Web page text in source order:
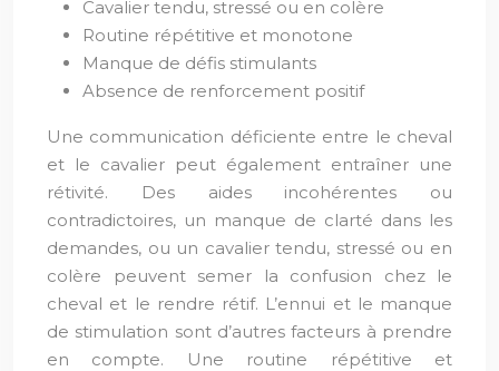
Cavalier tendu, stressé ou en colère
Routine répétitive et monotone
Manque de défis stimulants
Absence de renforcement positif
Une communication déficiente entre le cheval
et le cavalier peut également entraîner une
rétivité. Des aides incohérentes ou
contradictoires, un manque de clarté dans les
demandes, ou un cavalier tendu, stressé ou en
colère peuvent semer la confusion chez le
cheval et le rendre rétif. L’ennui et le manque
de stimulation sont d’autres facteurs à prendre
en compte. Une routine répétitive et